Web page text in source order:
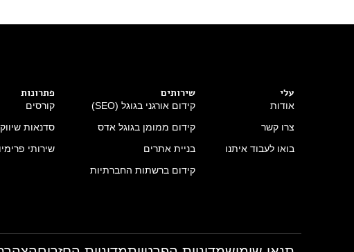
פתרונות
קורסים
סדנאות שיווק
שירותי
שירותים
קידום אורגני בגוגל (SEO)
קידום ממומן בגוגל אדס
בניית אתרים
קידום ברשתות החברתיות
עלי
אודות
צרו קשר
בואו לעבוד איתנו